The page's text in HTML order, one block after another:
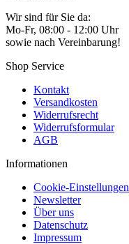
Wir sind für Sie da:
Mo-Fr, 08:00 - 12:00 Uhr
sowie nach Vereinbarung!
Shop Service
Kontakt
Versandkosten
Widerrufsrecht
Widerrufsformular
AGB
Informationen
Cookie-Einstellungen
Newsletter
Über uns
Datenschutz
Impressum